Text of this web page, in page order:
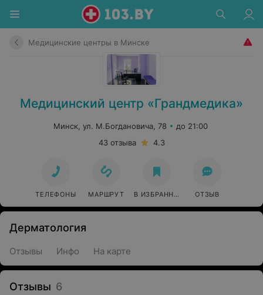
Медицинские центры в Минске
Медицинский центр «Грандмедика»
Минск, ул. М.Богдановича, 78
до 21:00
43 отзыва
4.3
ТЕЛЕФОНЫ МАРШРУТ В ИЗБРАННОЕ ОТЗЫВ
Дерматология
Отзывы Инфо На карте
Отзывы 6